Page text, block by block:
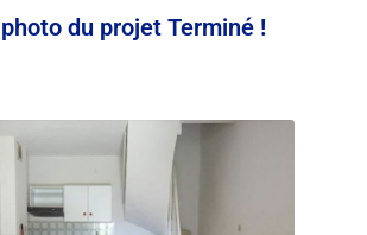
du projet Terminé !